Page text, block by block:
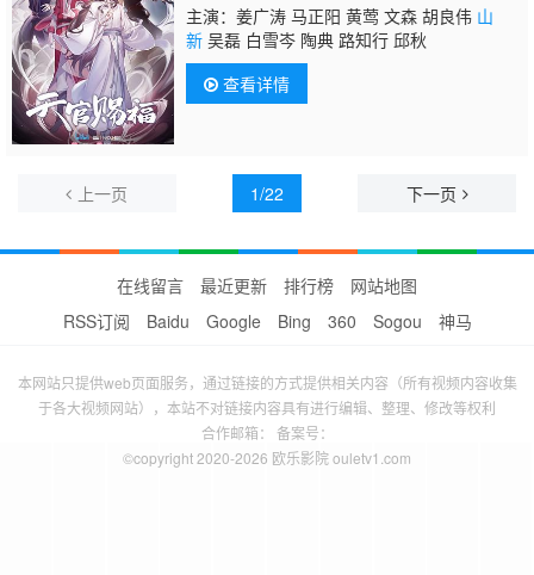
主演：姜广涛 马正阳 黄莺 文森 胡良伟 山
新吴磊 白雪岑 陶典 路知行 邱秋
查看详情
上一页 1/22 下一页
在线留言 最近更新 排行榜
网站地图
RSS订阅
Baidu Google Bing 360 Sogou 神马
本网站只提供web页面服务，通过链接的方式提供相关内容（所有视频内容收集
于各大视频网站），本站不对链接内容具有进行编辑、整理、修改等权利
合作邮箱： 备案号：
©copyright 2020-2026 欧乐影院 ouletv1.com